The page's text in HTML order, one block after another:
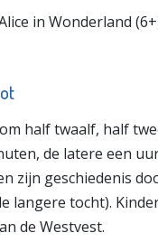
in Wonderland
half twaalf, half
de latere een
zijn geschiedenis
langere tocht).
de Westvest.